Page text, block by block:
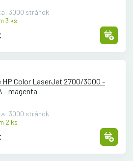
3000 stránok
3 ks
HP Color LaserJet 2700/3000 -
- magenta
3000 stránok
2 ks